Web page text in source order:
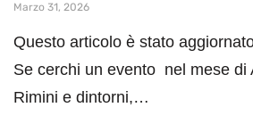
Marzo 31, 2026
Questo articolo è stato
Se cerchi un evento nel mese di
Rimini e dintorni,…